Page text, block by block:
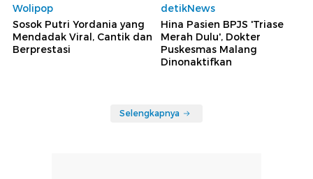
Wolipop
Sosok Putri Yordania yang
Mendadak Viral, Cantik dan
Berprestasi
detikNews
Hina Pasien BPJS 'Triase
Merah Dulu', Dokter
Puskesmas Malang
Dinonaktifkan
Selengkapnya